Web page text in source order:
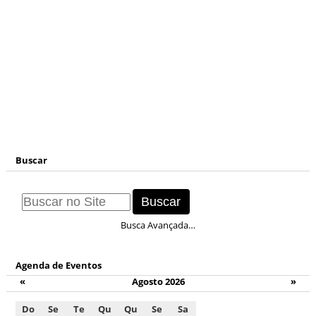
Buscar
Busca Avançada…
Agenda de Eventos
«
Agosto 2026 »
Do Se Te Qu Qu Se
Sa